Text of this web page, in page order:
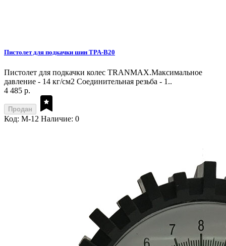
Пистолет для подкачки шин TPA-B20
Пистолет для подкачки колес TRANMAX.Максимальное
давление - 14 кг/см2 Соединительная резьба - 1..
4 485 р.
Продан
Код: M-12 Наличие: 0